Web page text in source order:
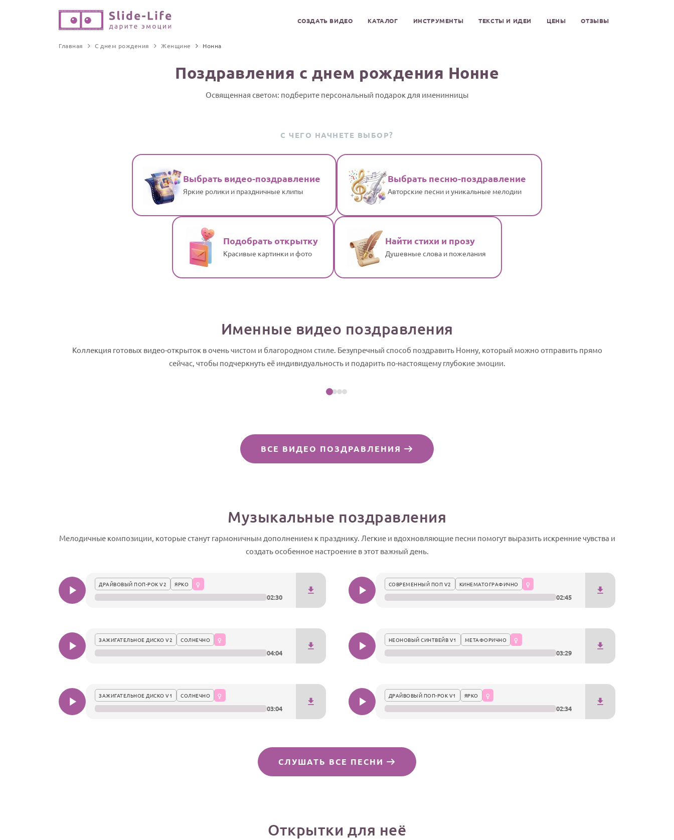
СОЗДАТЬ ВИДЕО КАТАЛОГ ИНСТРУМЕНТЫ ТЕКСТЫ И ИДЕИ ЦЕНЫ ОТЗЫВЫ
Главная С днем рождения Женщине Нонна
Поздравления с днем рождения Нонне
Освященная светом: подберите персональный подарок для именинницы
С ЧЕГО НАЧНЕТЕ ВЫБОР?
Выбрать видео-поздравление
Яркие ролики и праздничные клипы
Выбрать песню-поздравление
Авторские песни и уникальные мелодии
Подобрать открытку
Красивые картинки и фото
Найти стихи и прозу
Душевные слова и пожелания
Именные видео поздравления
Коллекция готовых видео-открыток в очень чистом и благородном стиле. Безупречный способ поздравить Нонну, который можно отправить прямо
сейчас, чтобы подчеркнуть её индивидуальность и подарить по-настоящему глубокие эмоции.
Посмотреть пример
ВСЕ ВИДЕО ПОЗДРАВЛЕНИЯ
Музыкальные поздравления
Мелодичные композиции, которые станут гармоничным дополнением к празднику. Легкие и вдохновляющие песни помогут выразить искренние чувства и
создать особенное настроение в этот важный день.
ДРАЙВОВЫЙ ПОП-РОК V2 ЯРКО
02:30
СОВРЕМЕННЫЙ ПОП V2 КИНЕМАТОГРАФИЧНО
02:45
ЗАЖИГАТЕЛЬНОЕ ДИСКО V2 СОЛНЕЧНО
04:04
НЕОНОВЫЙ СИНТВЕЙВ V1 МЕТАФОРИЧНО
03:29
ЗАЖИГАТЕЛЬНОЕ ДИСКО V1 СОЛНЕЧНО
03:04
ДРАЙВОВЫЙ ПОП-РОК V1 ЯРКО
02:34
СЛУШАТЬ ВСЕ ПЕСНИ
Открытки для неё